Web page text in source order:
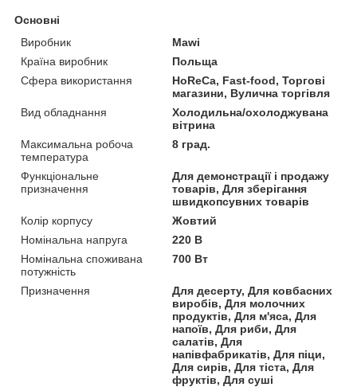
Основні
Виробник
Mawi
Країна виробник
Польща
Сфера використання
HoReCa, Fast-food, Торгові
магазини, Вулична торгівля
Вид обладнання
Холодильна/охолоджувана
вітрина
Максимальна робоча
температура
8 град.
Функціональне
призначення
Для демонстрації і продажу
товарів, Для зберігання
швидкопсувних товарів
Колір корпусу
Жовтий
Номінальна напруга
220 В
Номінальна споживана
потужність
700 Вт
Призначення
Для десерту, Для ковбасних
виробів, Для молочних
продуктів, Для м'яса, Для
напоїв, Для риби, Для
салатів, Для
напівфабрикатів, Для піци,
Для сирів, Для тіста, Для
фруктів, Для суші